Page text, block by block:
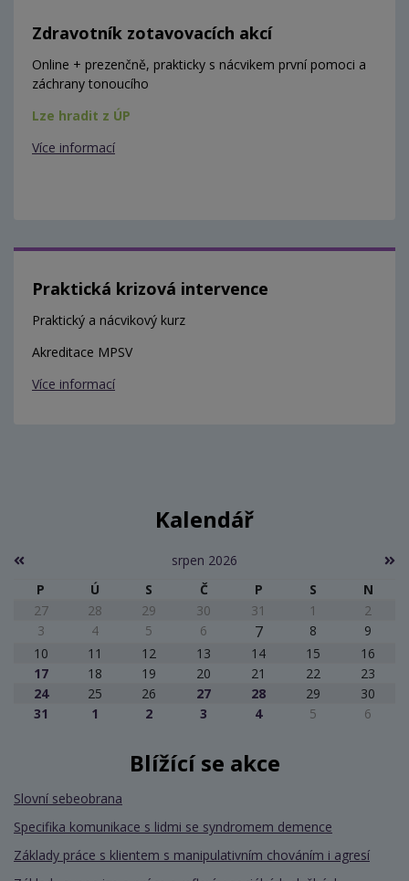
Zdravotník zotavovacích akcí
Online + prezenčně, prakticky s nácvikem první pomoci a
záchrany tonoucího
Lze hradit z ÚP
Více informací
Praktická krizová intervence
Praktický a nácvikový kurz
Akreditace MPSV
Více informací
Kalendář
srpen 2026
P
Ú S Č P S
N
27
28 29 30 31 1
2
3
4 5 6 7 8
9
10
11 12 13 14 15
16
17
18 19 20 21 22
23
24
25 26 27 28 29
30
31
1 2 3 4 5 6
Blížící se akce
Slovní sebeobrana
Specifika komunikace s lidmi se syndromem demence
Základy práce s klientem s manipulativním chováním i agresí